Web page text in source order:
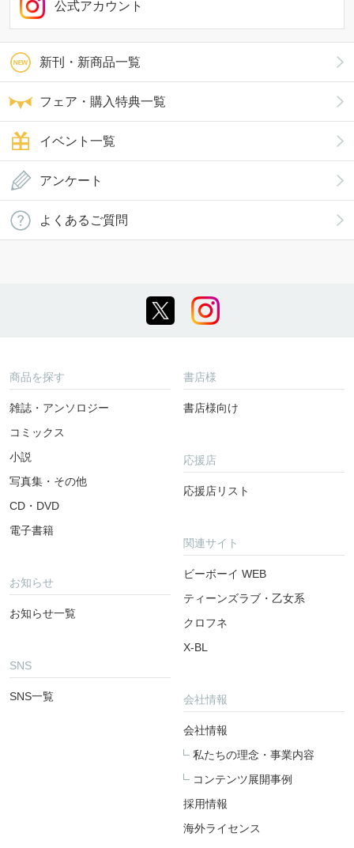
新刊・新商品一覧
フェア・購入特典一覧
イベント一覧
公式アカウント
アンケート
よくあるご質問
商品を探す
雑誌・アンソロジー
コミックス
小説
写真集・その他
CD・DVD
電子書籍
お知らせ
お知らせ一覧
SNS
SNS一覧
書店様
書店様向け
応援店
応援店リスト
関連サイト
ビーボーイ WEB
ティーンズラブ・乙女系
クロフネ
X-BL
会社情報
会社情報
私たちの理念・事業内容
コンテンツ展開事例
採用情報
海外ライセンス